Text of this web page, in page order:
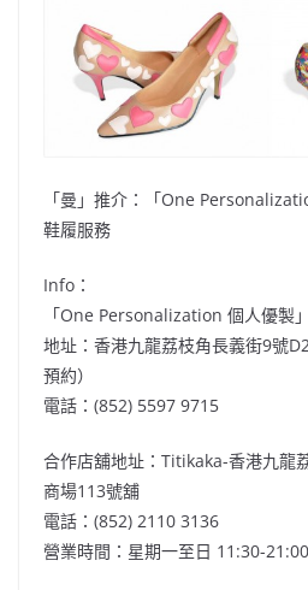
「曼」推介：「One
鞋履服務
Info：
「One Personalization 個人優製」
地址：香港九龍荔枝角長義街9號
預約）
電話：(852) 5597 9715
合作店舖地址：Titikaka-香港九龍
商場113號舖
電話：(852) 2110 3136
營業時間：星期一至日 11:30-21:00